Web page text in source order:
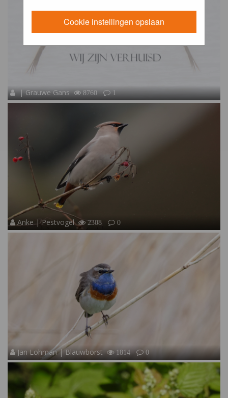
Cookie instellingen opslaan
| Grauwe Gans 8760 1
Anke | Pestvogel 2308 0
Jan Lohman | Blauwborst 1814 0